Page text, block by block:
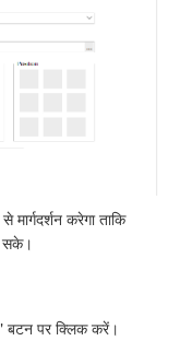
करेगा ताकि
सके।
पर क्लिक करें।